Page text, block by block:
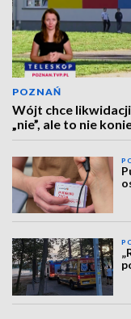
POZNAŃ
Wójt chce
„nie”, ale to nie